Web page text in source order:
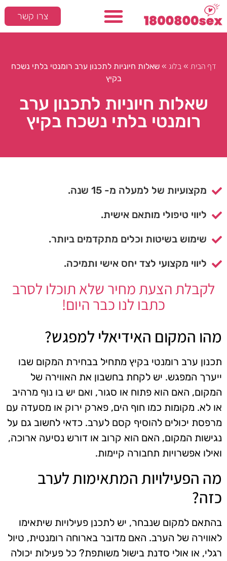
צרו קשר
דף הבית »בלוג »שאלות חיוניות לתכנון ערב רומנטי בלתי נשכח
בקיץ
שאלות חיוניות לתכנון ערב
רומנטי בלתי נשכח בקיץ
מקצועיות של למעלה מ- 15 שנה.
ליווי טיפולי מותאם אישית.
שימוש בשיטות וכלים מתקדמים ביותר.
ליווי מקצועי לצד יחס אישי ותמיכה.
לקבלת הצעת מחיר שלא תוכלו לסרב
כתבו לנו כבר היום!
מהו המקום האידיאלי למפגש?
תכנון ערב רומנטי בקיץ מתחיל בבחירת המקום שבו
ייערך המפגש. יש לקחת בחשבון את האווירה של
המקום, האם הוא פתוח או סגור, ואם יש בו נוף מרהיב
או לא. מקומות כמו חוף הים, פארק ירוק או מסעדה עם
מרפסת יכולים להוסיף קסם לערב. כדאי לחשוב גם על
נגישות המקום, האם הוא קרוב או דורש נסיעה ארוכה,
ואילו אפשרויות תחבורה קיימות.
מה הפעילויות המתאימות לערב
כזה?
בהתאם למקום שנבחר, יש לתכנן פעילויות שיתאימו
לאווירה של הערב. האם מדובר בארוחה רומנטית, טיול
רגלי, או אולי סדנת בישול משותפת? כל פעילות יכולה